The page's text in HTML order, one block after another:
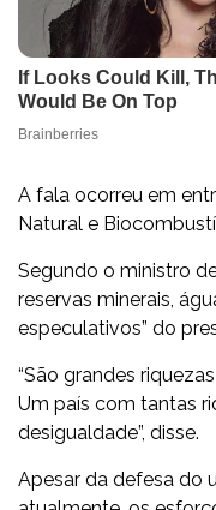
A fala ocorreu em
Natural e
Segundo o ministro
reservas minerais,
especulativos” do
“São grandes
Um país com tantas
desigualdade”, disse.
Apesar da defesa do